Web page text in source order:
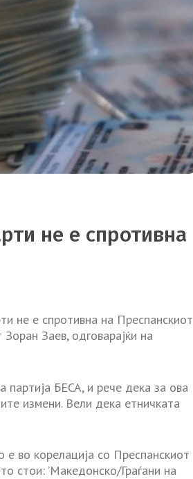
не е спротивна
не е спротивна на Преспанскиот
Заев, одговарајќи на
партија БЕСА, и рече дека за ова
измени. Вели дека етничката
е во корелација со Преспанскиот
стои: ’Македонско/Граѓани на